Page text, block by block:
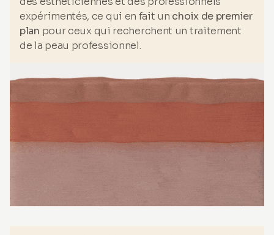
expérimentés, ce qui en fait un choix de premier
plan pour ceux qui recherchent un traitement
de la peau professionnel.